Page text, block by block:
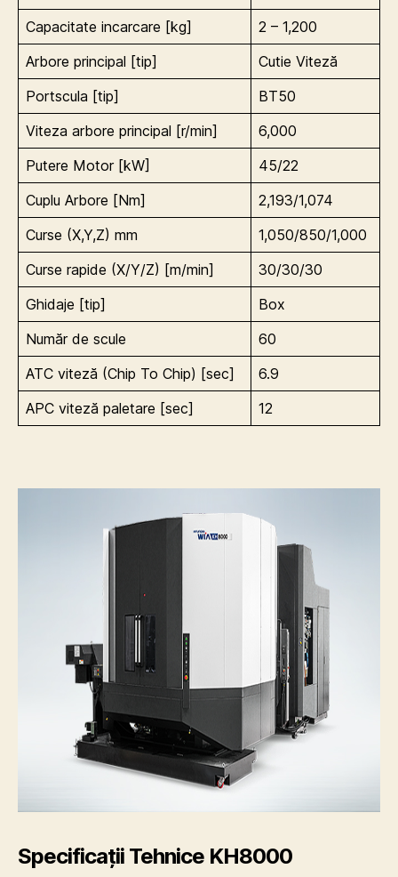
Capacitate incarcare [kg]
2 – 1,200
Arbore principal [tip]
Cutie Viteză
Portscula [tip]
BT50
Viteza arbore principal [r/min]
6,000
Putere Motor [kW]
45/22
Cuplu Arbore [Nm]
2,193/1,074
Curse (X,Y,Z) mm
1,050/850/1,000
Curse rapide (X/Y/Z) [m/min]
30/30/30
Ghidaje [tip]
Box
Număr de scule
60
ATC viteză (Chip To Chip) [sec]
6.9
APC viteză paletare [sec]
12
Specificații Tehnice KH8000